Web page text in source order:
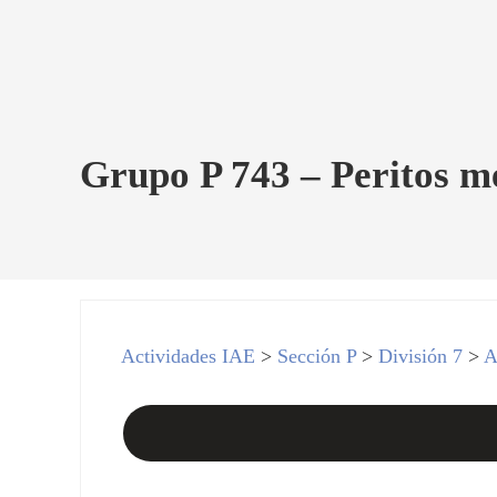
Grupo P 743 – Peritos
Actividades IAE > Sección P>División 7 >